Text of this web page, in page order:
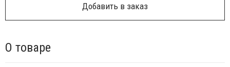
Добавить в заказ
О товаре